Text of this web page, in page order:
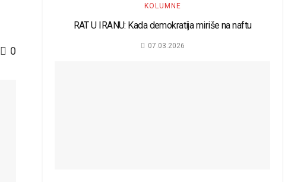
0
KOLUMNE
RAT U IRANU: Kada demokratija miriše na naftu
07.03.2026